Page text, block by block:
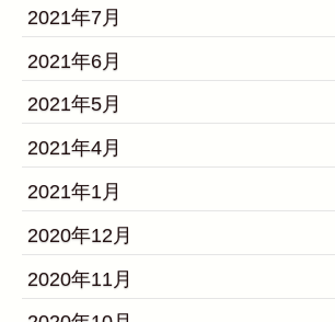
2021年7月
2021年6月
2021年5月
2021年4月
2021年1月
2020年12月
2020年11月